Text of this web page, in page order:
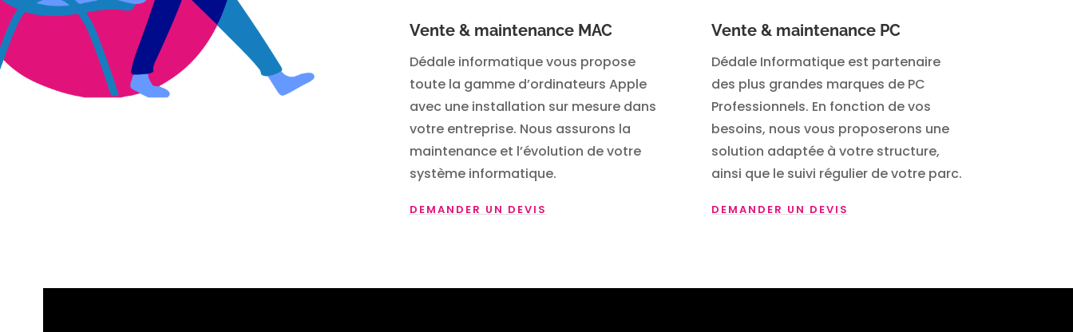
Vente & maintenance MAC
Dédale informatique vous propose
toute la gamme d’ordinateurs Apple
avec une installation sur mesure dans
votre entreprise. Nous assurons la
maintenance et l’évolution de votre
système informatique.
DEMANDER UN DEVIS
Vente & maintenance PC
Dédale Informatique est partenaire
des plus grandes marques de PC
Professionnels. En fonction de vos
besoins, nous vous proposerons une
solution adaptée à votre structure,
ainsi que le suivi régulier de votre parc.
DEMANDER UN DEVIS